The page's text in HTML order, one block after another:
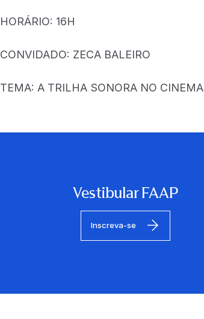
HORÁRIO: 16H
CONVIDADO: ZECA BALEIRO
TEMA: A TRILHA SONORA NO CINEMA
Vestibular FAAP
Inscreva-se